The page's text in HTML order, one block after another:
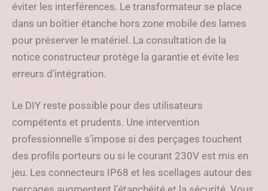
éviter les interférences. Le transformateur se place
dans un boîtier étanche hors zone mobile des lames
pour préserver le matériel. La consultation de la
notice constructeur protège la garantie et évite les
erreurs d’intégration.
Le DIY reste possible pour des utilisateurs
compétents et prudents. Une intervention
professionnelle s’impose si des perçages touchent
des profils porteurs ou si le courant 230V est mis en
jeu. Les connecteurs IP68 et les scellages autour des